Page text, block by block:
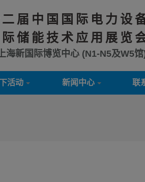
届中国国际电力设
储能技术应用展览
海新国际博览中心 (N1-N5及W5馆
活动 新闻中心 联